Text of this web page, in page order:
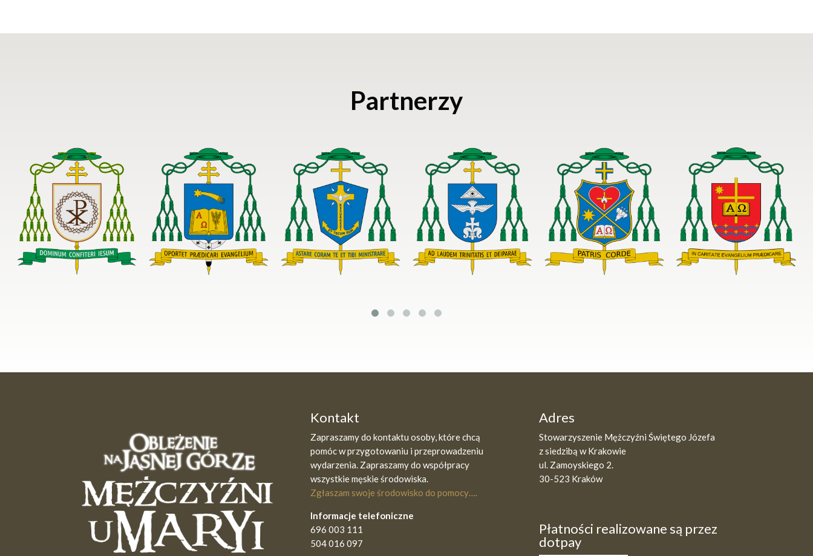
Partnerzy
Kontakt
Zapraszamy do kontaktu osoby, które chcą
pomóc w przygotowaniu i przeprowadzeniu
wydarzenia. Zapraszamy do współpracy
wszystkie męskie środowiska.
Zgłaszam swoje środowisko do pomocy….
Informacje telefoniczne
696 003 111
504 016 097
Adres
Stowarzyszenie Mężczyźni Świętego Józefa
z siedzibą w Krakowie
ul. Zamoyskiego 2.
30-523 Kraków
Płatności realizowane są przez
dotpay